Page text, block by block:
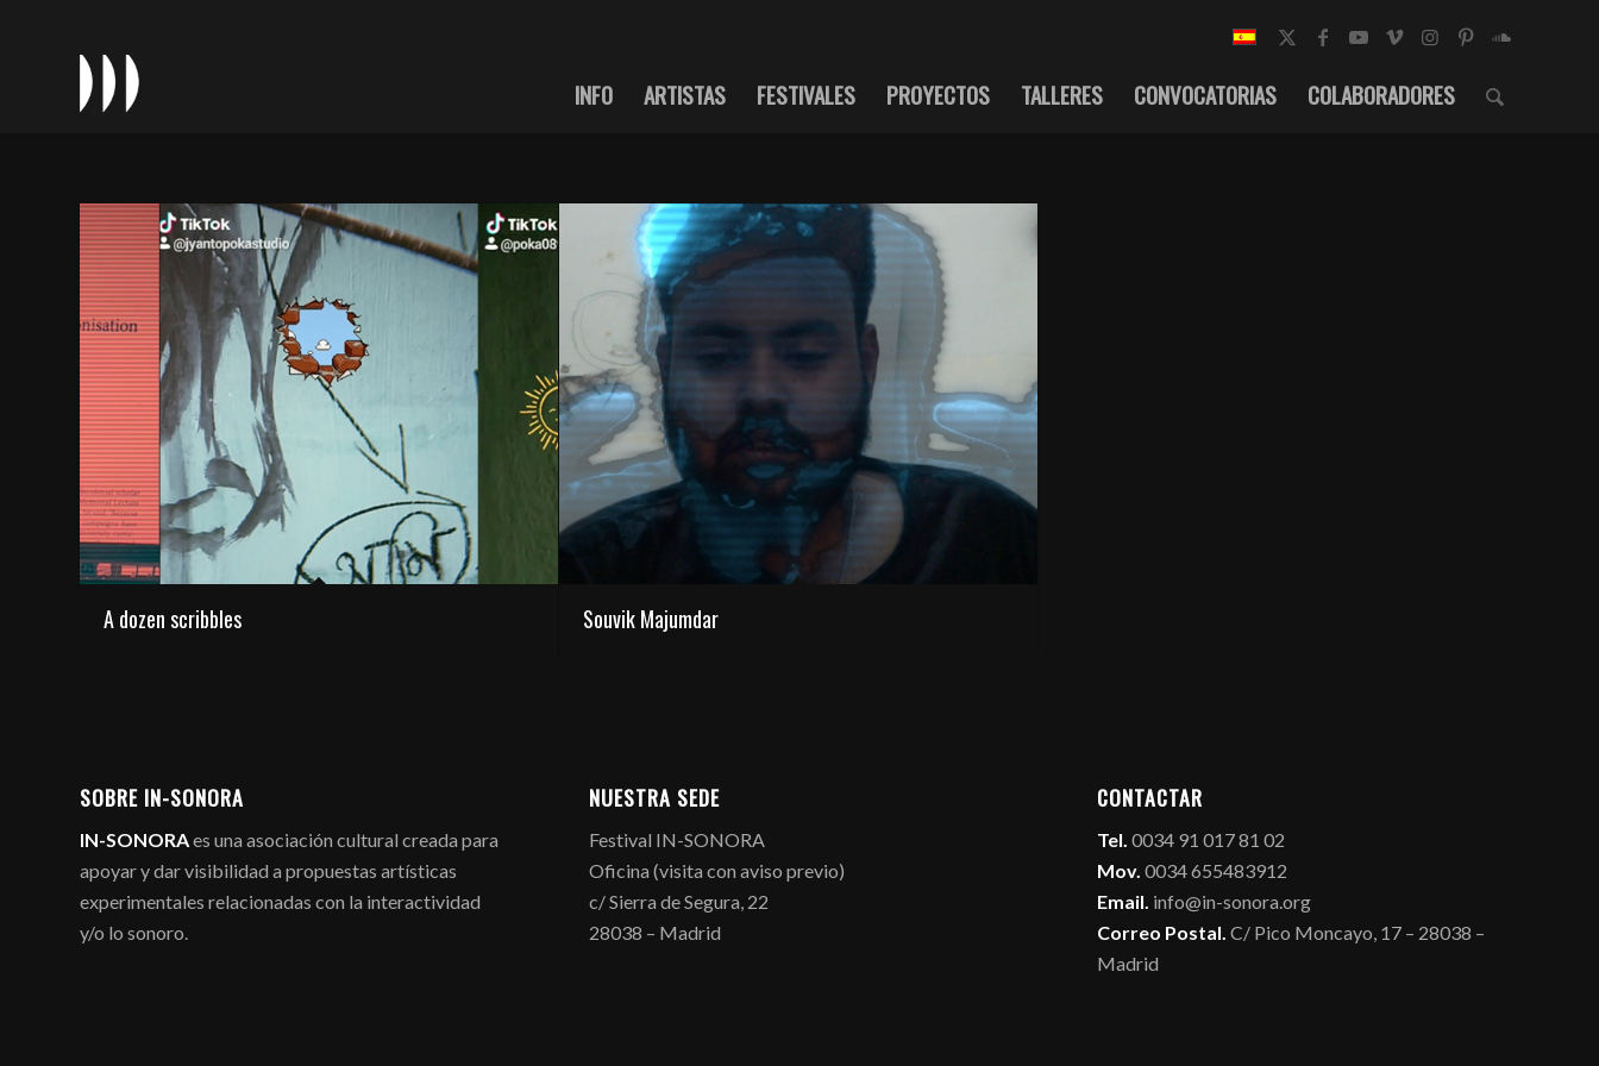
INFO ARTISTAS FESTIVALES PROYECTOS TALLERES CONVOCATORIAS COLABORADORES
A dozen scribbles Souvik Majumdar
SOBRE IN-SONORA
IN-SONORAes una asociación cultural creada para
apoyar y dar visibilidad a propuestas artísticas
experimentales relacionadas con la interactividad
y/o lo sonoro.
NUESTRA SEDE
Festival IN-SONORA
Oficina (visita con aviso previo)
c/ Sierra de Segura, 22
28038 – Madrid
CONTACTAR
Tel. 0034 91 017 81 02
Mov. 0034 655483912
Email. info@in-sonora.org
Correo Postal. C/ Pico Moncayo, 17 – 28038 –
Madrid